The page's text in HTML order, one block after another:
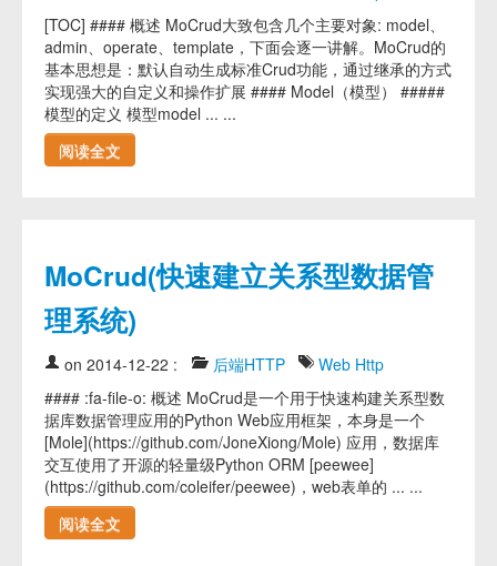
[TOC] #### 概述 MoCrud大致包含几个主要对象: model、
admin、operate、template，下面会逐一讲解。MoCrud的
基本思想是：默认自动生成标准Crud功能，通过继承的方式
实现强大的自定义和操作扩展 #### Model（模型） #####
模型的定义 模型model ... ...
阅读全文
MoCrud(快速建立关系型数据管
理系统)
on 2014-12-22 : 后端HTTP Web Http
#### :fa-file-o: 概述 MoCrud是一个用于快速构建关系型数
据库数据管理应用的Python Web应用框架，本身是一个
[Mole](https://github.com/JoneXiong/Mole) 应用，数据库
交互使用了开源的轻量级Python ORM [peewee]
(https://github.com/coleifer/peewee)，web表单的 ... ...
阅读全文